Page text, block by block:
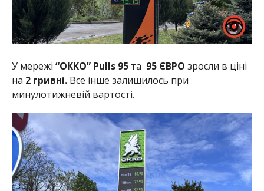
У мережі “ОККО” Pulls 95 та 95 ЄВРО зросли в ціні
на 2 гривні.Все інше залишилось при
минулотижневій вартості.